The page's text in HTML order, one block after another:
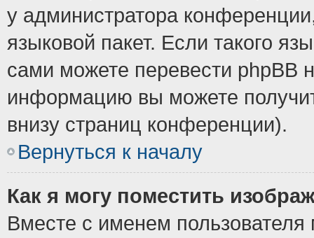
у администратора
языковой пакет. Если такого
сами можете перевести phpBB
информацию вы можете
внизу страниц конференции).
Вернуться к началу
Как я могу поместить
Вместе с именем пользователя